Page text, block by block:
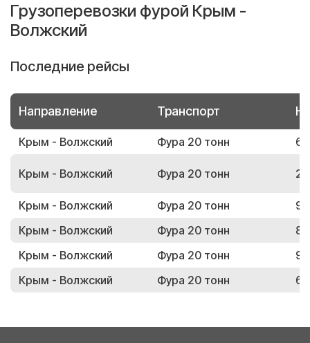
Грузоперевозки фурой Крым -
Волжский
Последние рейсы
Направление Транспорт
Крым - Волжский Фура 20 тонн
Крым - Волжский Фура 20 тонн
Крым - Волжский Фура 20 тонн
Крым - Волжский
Фура 20 тонн
Крым - Волжский
Фура 20 тонн
Крым - Волжский
Фура 20 тонн